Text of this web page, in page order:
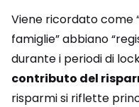
Viene ricordato come
famiglie” abbiano
durante i periodi di
contributo del
risparmi si riflette